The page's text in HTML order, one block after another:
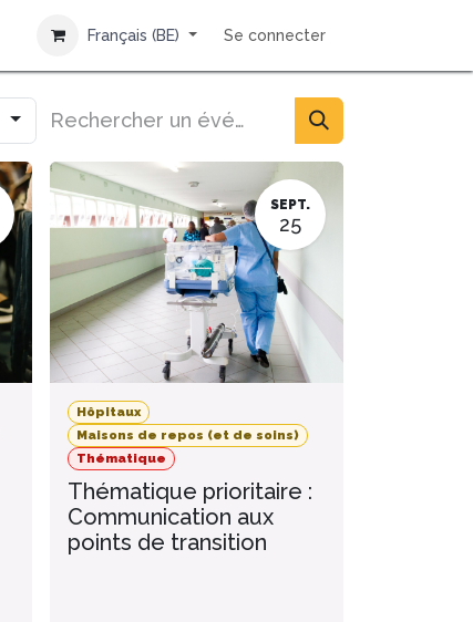
Français (BE) Se connecter
SEPT.
25
Hôpitaux
Maisons de repos (et de soins)
Thématique
Thématique prioritaire :
Communication aux
points de transition